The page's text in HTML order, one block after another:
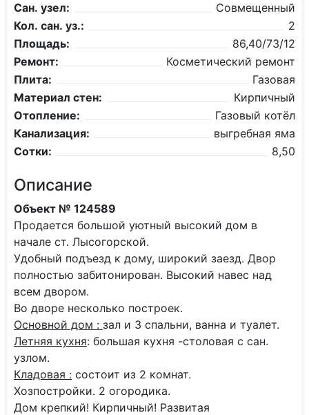
Сан. узел:
Совмещенный
Кол. сан. уз.:
2
Площадь:
86,40/73/12
Ремонт:
Косметический ремонт
Плита:
Газовая
Материал стен:
Кирпичный
Отопление:
Газовый котёл
Канализация:
выгребная яма
Сотки:
8,50
Описание
Объект № 124589
Продается большой уютный высокий дом в
начале ст. Лысогорской.
Удобный подъезд к дому, широкий заезд. Двор
полностью забитонирован. Высокий навес над
всем двором.
Во дворе несколько построек.
Основной дом : зал и 3 спальни, ванна и туалет.
Летняя кухня: большая кухня -столовая с сан.
узлом.
Кладовая : состоит из 2 комнат.
Хозпостройки. 2 огородика.
Дом крепкий! Кирпичный! Развитая